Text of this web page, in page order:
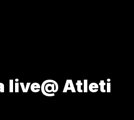
live@ Atleti